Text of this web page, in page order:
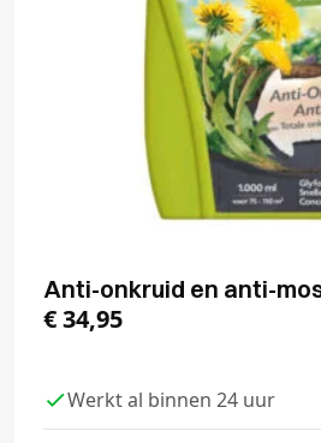
Anti-onkruid en anti-
€34,95
Werkt al binnen 24 uur